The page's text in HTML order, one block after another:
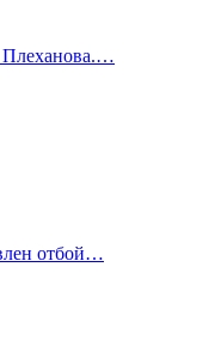
Плеханова.…
отбой…